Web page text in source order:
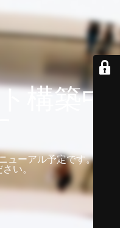
構築中
ーアル予定です。 しば
い。